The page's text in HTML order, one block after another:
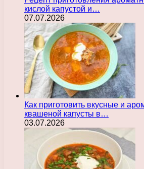
кислой капустой и…
07.07.2026
Как приготовить вкусные и
квашеной капусты в…
03.07.2026